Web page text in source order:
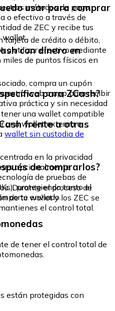
métodos de pago:
o efectivo a través de
de ZEC y recibe tus
wallet.
usar para comprar
tarjeta de crédito o débito,
o utilizar efectivo mediante
miles de puntos físicos en
con dinero en
compra un cupón
web o app para recibir
práctica y sin necesidad
para ZCash?
una wallet compatible
una wallet externa o
wallet sin custodia de
frente a otras
en la privacidad
opcionalmente
de pruebas de
protegiendo tanto el
enviado.
de comprarlos?
Durante el proceso de
de tu wallet y los ZEC se
el control total.
de tener el control total de
están protegidas con